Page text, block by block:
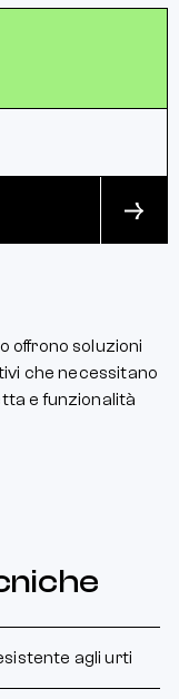
offrono soluzioni
che necessitano
e funzionalità
agli urti